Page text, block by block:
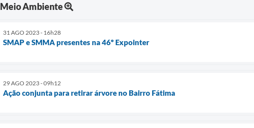
Meio Ambiente
31 AGO 2023 - 16h28
SMAP e SMMA presentes na 46º Expointer
29 AGO 2023 - 09h12
Ação conjunta para retirar árvore no Bairro Fátima